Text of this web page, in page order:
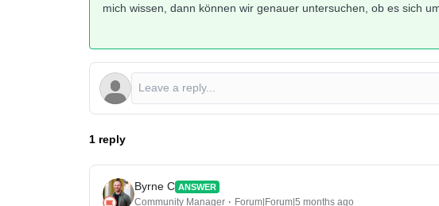
mich wissen, dann können wir genauer untersuchen, ob es sich
1 reply
Byrne C ANSWER
Community Manager Forum|Forum|5 months ago